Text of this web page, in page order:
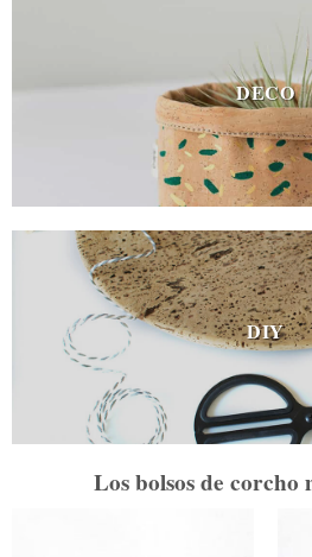
DECO
DIY
Los bolsos de corcho